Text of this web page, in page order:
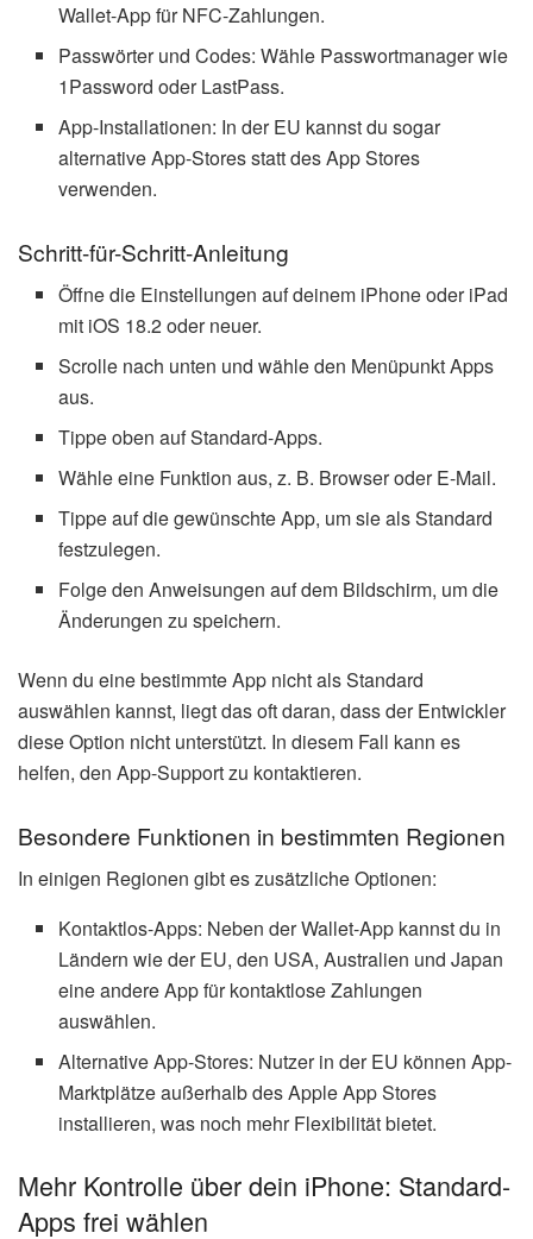
Wallet-App für NFC-Zahlungen.
Passwörter und Codes: Wähle Passwortmanager wie
1Password oder LastPass.
App-Installationen: In der EU kannst du sogar
alternative App-Stores statt des App Stores
verwenden.
Schritt-für-Schritt-Anleitung
Öffne die Einstellungen auf deinem iPhone oder iPad
mit iOS 18.2 oder neuer.
Scrolle nach unten und wähle den Menüpunkt Apps
aus.
Tippe oben auf Standard-Apps.
Wähle eine Funktion aus, z. B. Browser oder E-Mail.
Tippe auf die gewünschte App, um sie als Standard
festzulegen.
Folge den Anweisungen auf dem Bildschirm, um die
Änderungen zu speichern.
Wenn du eine bestimmte App nicht als Standard
auswählen kannst, liegt das oft daran, dass der Entwickler
diese Option nicht unterstützt. In diesem Fall kann es
helfen, den App-Support zu kontaktieren.
Besondere Funktionen in bestimmten Regionen
In einigen Regionen gibt es zusätzliche Optionen:
Kontaktlos-Apps: Neben der Wallet-App kannst du in
Ländern wie der EU, den USA, Australien und Japan
eine andere App für kontaktlose Zahlungen
auswählen.
Alternative App-Stores: Nutzer in der EU können App-
Marktplätze außerhalb des Apple App Stores
installieren, was noch mehr Flexibilität bietet.
Mehr Kontrolle über dein iPhone: Standard-
Apps frei wählen